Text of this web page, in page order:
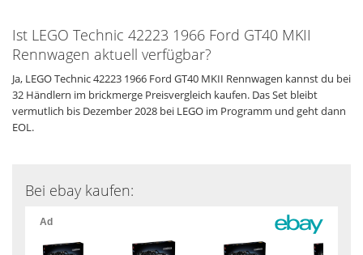
Ist LEGO Technic 42223 1966 Ford GT40 MKII
Rennwagen aktuell verfügbar?
Ja, LEGO Technic 42223 1966 Ford GT40 MKII Rennwagen kannst du bei
32 Händlern im brickmerge Preisvergleich kaufen. Das Set bleibt
vermutlich bis Dezember 2028 bei LEGO im Programm und geht dann
EOL.
Bei ebay kaufen: